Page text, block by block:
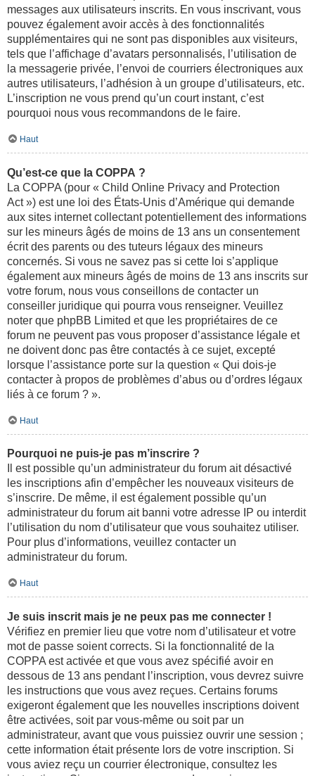
messages aux utilisateurs inscrits. En vous inscrivant, vous
pouvez également avoir accès à des fonctionnalités
supplémentaires qui ne sont pas disponibles aux visiteurs,
tels que l’affichage d’avatars personnalisés, l’utilisation de
la messagerie privée, l’envoi de courriers électroniques aux
autres utilisateurs, l’adhésion à un groupe d’utilisateurs, etc.
L’inscription ne vous prend qu’un court instant, c’est
pourquoi nous vous recommandons de le faire.
Haut
Qu’est-ce que la COPPA ?
La COPPA (pour « Child Online Privacy and Protection
Act ») est une loi des États-Unis d’Amérique qui demande
aux sites internet collectant potentiellement des informations
sur les mineurs âgés de moins de 13 ans un consentement
écrit des parents ou des tuteurs légaux des mineurs
concernés. Si vous ne savez pas si cette loi s’applique
également aux mineurs âgés de moins de 13 ans inscrits sur
votre forum, nous vous conseillons de contacter un
conseiller juridique qui pourra vous renseigner. Veuillez
noter que phpBB Limited et que les propriétaires de ce
forum ne peuvent pas vous proposer d’assistance légale et
ne doivent donc pas être contactés à ce sujet, excepté
lorsque l’assistance porte sur la question « Qui dois-je
contacter à propos de problèmes d’abus ou d’ordres légaux
liés à ce forum ? ».
Haut
Pourquoi ne puis-je pas m’inscrire ?
Il est possible qu’un administrateur du forum ait désactivé
les inscriptions afin d’empêcher les nouveaux visiteurs de
s’inscrire. De même, il est également possible qu’un
administrateur du forum ait banni votre adresse IP ou interdit
l’utilisation du nom d’utilisateur que vous souhaitez utiliser.
Pour plus d’informations, veuillez contacter un
administrateur du forum.
Haut
Je suis inscrit mais je ne peux pas me connecter !
Vérifiez en premier lieu que votre nom d’utilisateur et votre
mot de passe soient corrects. Si la fonctionnalité de la
COPPA est activée et que vous avez spécifié avoir en
dessous de 13 ans pendant l’inscription, vous devrez suivre
les instructions que vous avez reçues. Certains forums
exigeront également que les nouvelles inscriptions doivent
être activées, soit par vous-même ou soit par un
administrateur, avant que vous puissiez ouvrir une session ;
cette information était présente lors de votre inscription. Si
vous aviez reçu un courrier électronique, consultez les